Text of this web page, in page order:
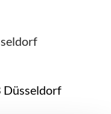
Düsseldorf